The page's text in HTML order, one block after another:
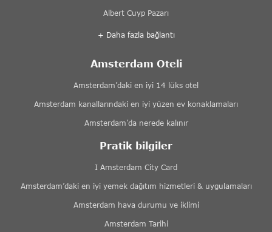
Albert Cuyp Pazarı
+ Daha fazla bağlantı
Amsterdam Oteli
Amsterdam’daki en iyi 14 lüks otel
Amsterdam kanallarındaki en iyi yüzen ev konaklamaları
Amsterdam’da nerede kalınır
Pratik bilgiler
I Amsterdam City Card
Amsterdam’daki en iyi yemek dağıtım hizmetleri & uygulamaları
Amsterdam hava durumu ve iklimi
Amsterdam Tarihi